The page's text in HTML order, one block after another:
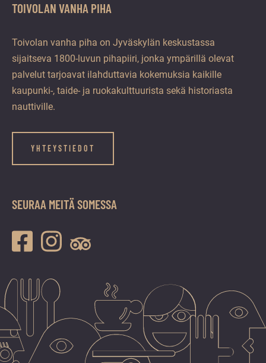
TOIVOLAN VANHA PIHA
Toivolan vanha piha on Jyväskylän keskustassa
sijaitseva 1800-luvun pihapiiri, jonka ympärillä olevat
palvelut tarjoavat ilahduttavia kokemuksia kaikille
kaupunki-, taide- ja ruokakulttuurista sekä historiasta
nauttiville.
YHTEYSTIEDOT
SEURAA MEITÄ SOMESSA